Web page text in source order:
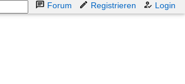
Forum Registrieren Login